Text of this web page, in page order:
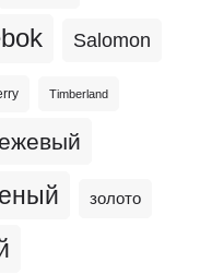
Salomon
Timberland
золото